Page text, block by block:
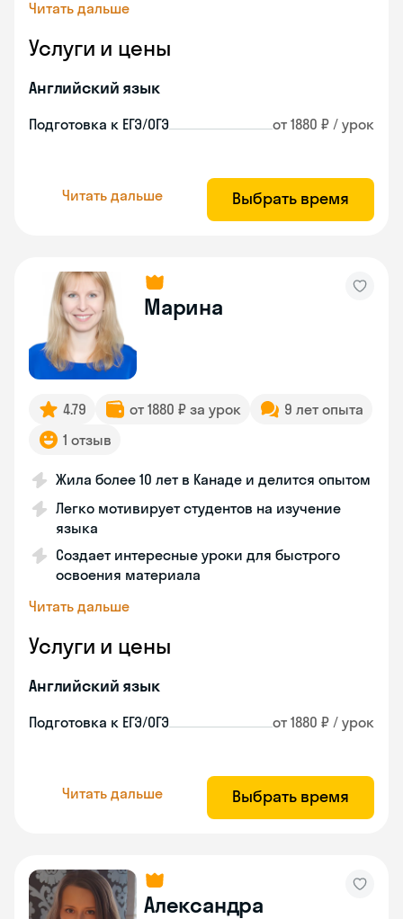
Читать дальше
Услуги и цены
Английский язык
Подготовка к ЕГЭ/ОГЭ от 1880 ₽ / урок
Читать дальше Выбрать время
Марина
4.79 от 1880 ₽ за урок
9 лет опыта
1 отзыв
Жила более 10 лет в Канаде и делится опытом
Легко мотивирует студентов на изучение
языка
Создает интересные уроки для быстрого
освоения материала
Читать дальше
Услуги и цены
Английский язык
Подготовка к ЕГЭ/ОГЭ от 1880 ₽ / урок
Читать дальше Выбрать время
Александра